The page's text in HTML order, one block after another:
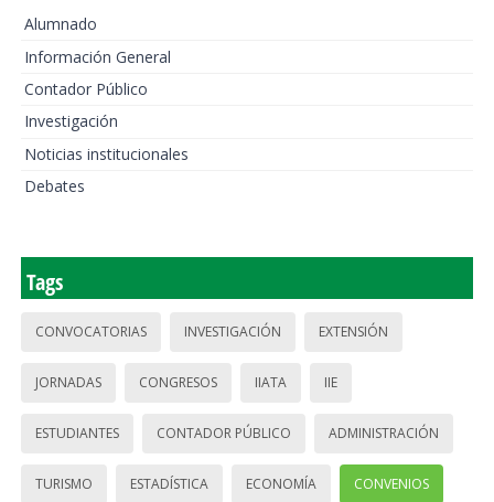
Alumnado
Información General
Contador Público
Investigación
Noticias institucionales
Debates
Tags
CONVOCATORIAS INVESTIGACIÓN EXTENSIÓN
JORNADAS CONGRESOS IIATA IIE
ESTUDIANTES CONTADOR PÚBLICO ADMINISTRACIÓN
TURISMO ESTADÍSTICA ECONOMÍA CONVENIOS